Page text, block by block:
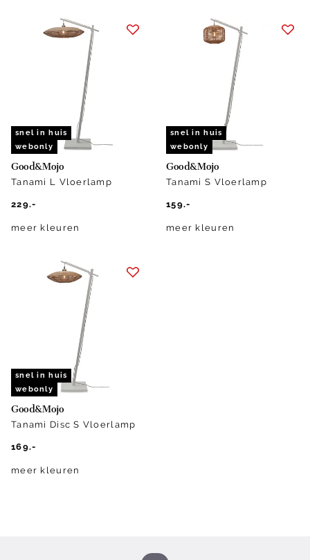
snel in huis
webonly
Good&Mojo
Tanami L Vloerlamp
229.-
meer kleuren
snel in huis
webonly
Good&Mojo
Tanami S Vloerlamp
159.-
meer kleuren
snel in huis
webonly
Good&Mojo
Tanami Disc S Vloerlamp
169.-
meer kleuren